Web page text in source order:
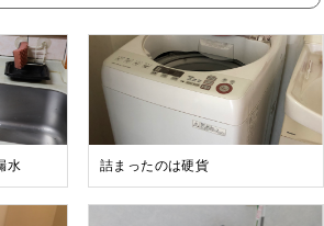
水 詰まったのは硬貨